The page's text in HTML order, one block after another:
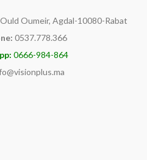
Oumeir, Agdal-10080-Rabat
0537.778.366
0666-984-864